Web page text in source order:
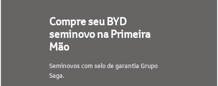
seminovo na Primeira
Mão
Seminovos com selo de garantia Grupo